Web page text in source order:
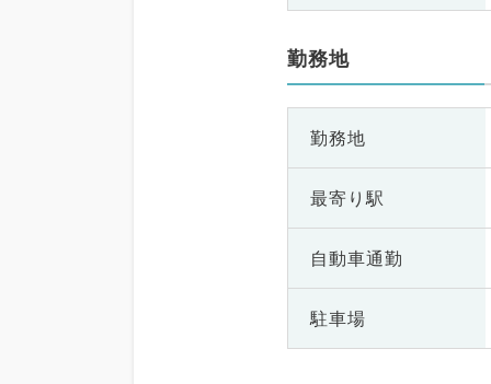
勤務地
勤務地
最寄り駅
自動車通勤
駐車場